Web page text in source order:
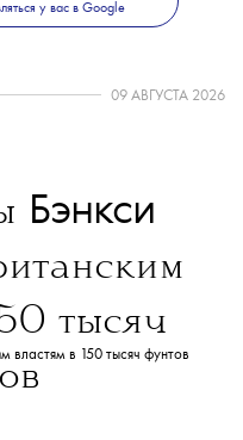
параллельного
—
в телеграм-
у вас в Google
09 АВГУСТА 2026
Бэнкси
тысяч